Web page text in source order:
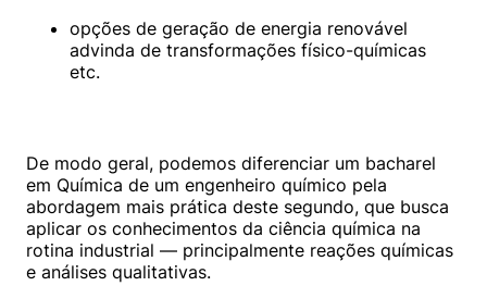
opções de geração de energia renovável
advinda de transformações físico-químicas
etc.
De modo geral, podemos diferenciar um bacharel
em Química de um engenheiro químico pela
abordagem mais prática deste segundo, que busca
aplicar os conhecimentos da ciência química na
rotina industrial — principalmente reações químicas
e análises qualitativas.